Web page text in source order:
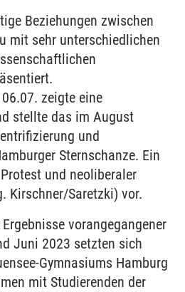
Beziehungen zwischen
mit sehr unterschiedlichen
zeigte eine
stellte das im August
und
Sternschanze. Ein
und neoliberaler
Kirschner/Saretzki) vor.
vorangegangener
Juni 2023 setzten sich
Gymnasiums Hamburg
mit Studierenden der